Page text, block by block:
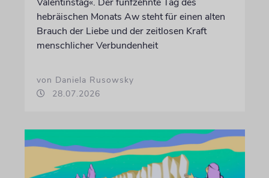
hebräischen Monats Aw steht für einen alten
Brauch der Liebe und der zeitlosen Kraft
menschlicher Verbundenheit
von Daniela Rusowsky
28.07.2026